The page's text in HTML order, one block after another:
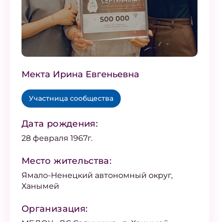
Мекта Ирина Евгеньевна
Участница сообщества
Дата рождения:
28 февраля 1967г.
Место жительства:
Ямало-Ненецкий автономный округ,
Ханымей
Организация: